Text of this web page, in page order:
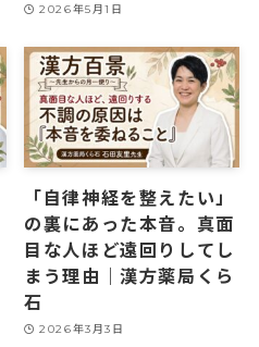
2026年5月1日
「自律神経を整えたい」
の裏にあった本音。真面
目な人ほど遠回りしてし
まう理由｜漢方薬局くら
石
2026年3月3日